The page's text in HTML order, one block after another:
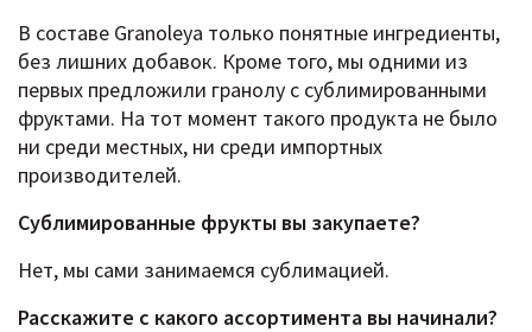
В составе Granoleya только понятные ингредиенты,
без лишних добавок. Кроме того, мы одними из
первых предложили гранолу с сублимированными
фруктами. На тот момент такого продукта не было
ни среди местных, ни среди импортных
производителей.
Сублимированные фрукты вы закупаете?
Нет, мы сами занимаемся сублимацией.
Расскажите c какого ассортимента вы начинали?